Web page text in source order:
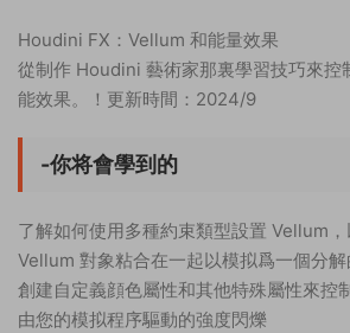
Houdini FX：Vellum 和能量效果
從制作 Houdini 藝術家那裏學習技巧來控
能效果。！更新時間：2024/9
-你将會學到的
了解如何使用多種約束類型設置 Vellum
Vellum 對象粘合在一起以模拟爲一個分解
創建自定義顔色屬性和其他特殊屬性來控
由您的模拟程序驅動的強度閃爍